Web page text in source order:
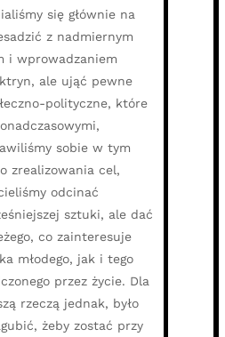
się głównie na
z nadmiernym
i wprowadzaniem
ale ująć pewne
polityczne, które
sobie w tym
zrealizowania cel,
odcinać
sztuki, ale dać
co zainteresuje
młodego, jak i tego
przez życie. Dla
rzeczą jednak, było
żeby zostać przy